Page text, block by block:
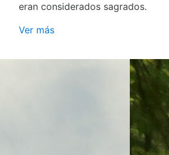
eran considerados sagrados.
Ver más